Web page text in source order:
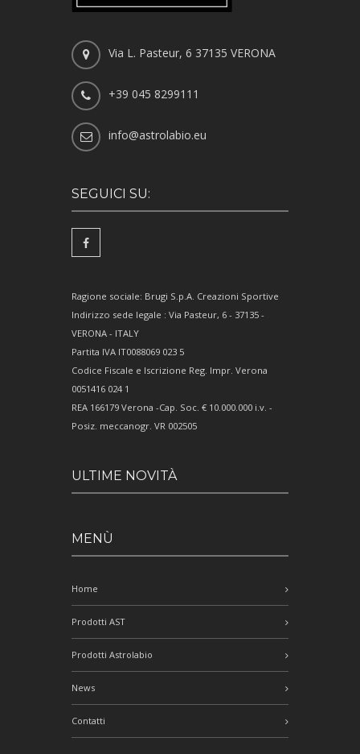
Via L. Pasteur, 6 37135 VERONA
+39 045 8299111
info@astrolabio.eu
SEGUICI SU:
Ragione sociale: Brugi S.p.A. Creazioni Sportive
Indirizzo sede legale : Via Pasteur, 6 - 37135 -
VERONA - ITALY
Partita IVA IT0088069 023 5
Codice Fiscale e Iscrizione Reg. Impr. Verona
0051416 024 1
REA 166179 Verona -Cap. Soc. € 10.000.000 i.v. -
Posiz. meccanogr. VR 002505
ULTIME NOVITÀ
MENÙ
Home
Prodotti AST
Prodotti Astrolabio
News
Contatti